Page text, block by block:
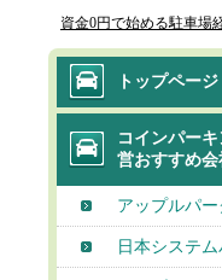
資金0円で始める駐車場
トップページ
コインパー
営おすすめ
アップルパー
日本システム